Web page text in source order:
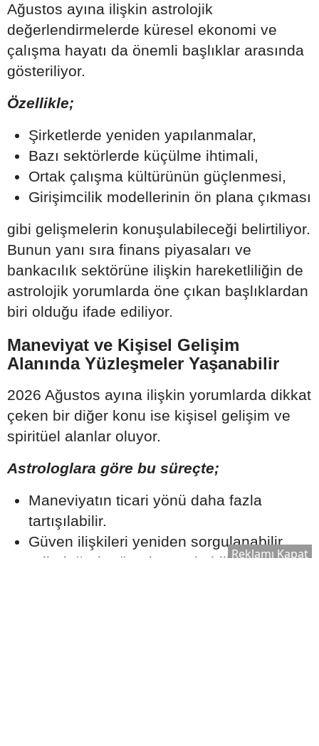
Ağustos ayına ilişkin astrolojik
değerlendirmelerde küresel ekonomi ve
çalışma hayatı da önemli başlıklar arasında
gösteriliyor.
Özellikle;
Şirketlerde yeniden yapılanmalar,
Bazı sektörlerde küçülme ihtimali,
Ortak çalışma kültürünün güçlenmesi,
Girişimcilik modellerinin ön plana çıkması
gibi gelişmelerin konuşulabileceği belirtiliyor.
Bunun yanı sıra finans piyasaları ve
bankacılık sektörüne ilişkin hareketliliğin de
astrolojik yorumlarda öne çıkan başlıklardan
biri olduğu ifade ediliyor.
Maneviyat ve Kişisel Gelişim
Alanında Yüzleşmeler Yaşanabilir
2026 Ağustos ayına ilişkin yorumlarda dikkat
çeken bir diğer konu ise kişisel gelişim ve
spiritüel alanlar oluyor.
Astrologlara göre bu süreçte;
Maneviyatın ticari yönü daha fazla
tartışılabilir.
Güven ilişkileri yeniden sorgulanabilir.
Etik değerler ön plana çıkabilir.
Reklamı Kapat